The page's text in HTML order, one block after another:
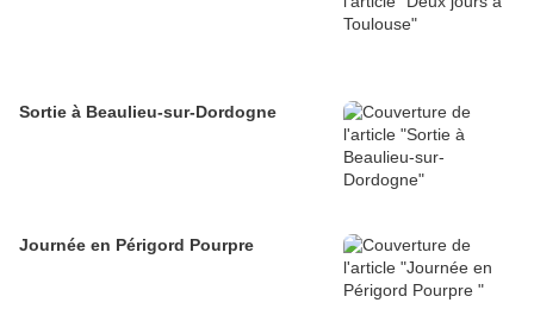
Sortie à Beaulieu-sur-Dordogne
Journée en Périgord Pourpre